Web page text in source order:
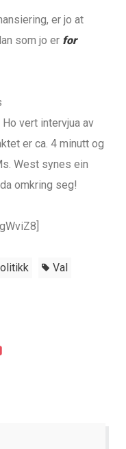
er jo at
som jo er for
vert intervjua av
er ca. 4 minutt og
West synes ein
omkring seg!
Val